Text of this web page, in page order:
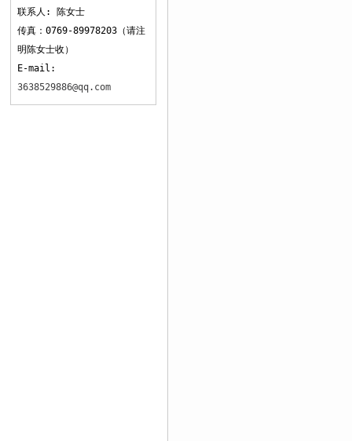
联系人: 陈女士
传真：0769-89978203（请注
明陈女士收）
E-mail:
3638529886@qq.com